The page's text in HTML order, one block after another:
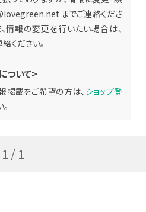
までご連絡くださ
情報の変更を行いたい場合は、
ください。
ついて>
掲載をご希望の方は、 ショップ登
1 / 1